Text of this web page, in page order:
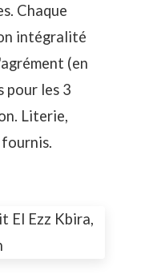
Chaque
intégralité
(en
pour les 3
Literie,